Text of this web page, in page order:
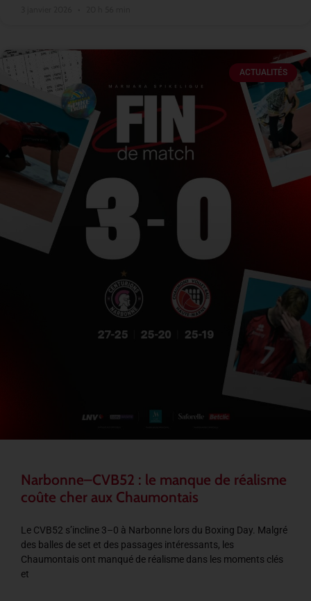
ACTUALITÉS
Narbonne–CVB52 : le manque de réalisme
coûte cher aux Chaumontais
Le CVB52 s’incline 3–0 à Narbonne lors du Boxing Day. Malgré
des balles de set et des passages intéressants, les
Chaumontais ont manqué de réalisme dans les moments clés
et